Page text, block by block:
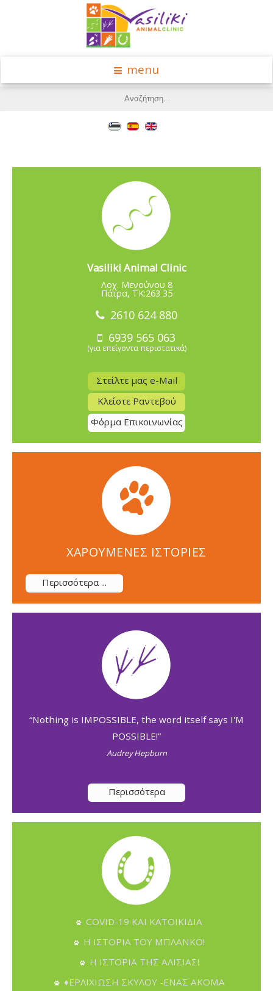
menu
Vasiliki Animal Clinic
Λοχ. Μενούνου 8
Πάτρα, TK:263 35
2610 624 880
6939 565 063
(για επείγοντα περιστατικά)
Στείλτε μας e-Mail
Κλείστε Ραντεβού
Φόρμα Επικοινωνίας
ΧΑΡΟΥΜΕΝΕΣ ΙΣΤΟΡΙΕΣ
Περισσότερα ...
“Nothing is IMPOSSIBLE, the word itself says I'M
POSSIBLE!”
Audrey Hepburn
Περισσότερα
COVID-19 ΚΑΙ ΚΑΤΟΙΚΙΔΙΑ
Η ΙΣΤΟΡΙΑ ΤΟΥ ΜΠΛΑΝΚΟ!
Η ΙΣΤΟΡΙΑ ΤΗΣ ΑΛΙΣΙΑΣ!
♦ΕΡΛΙΧΙΩΣΗ ΣΚΥΛΟΥ -ΕΝΑΣ ΑΚΟΜΑ